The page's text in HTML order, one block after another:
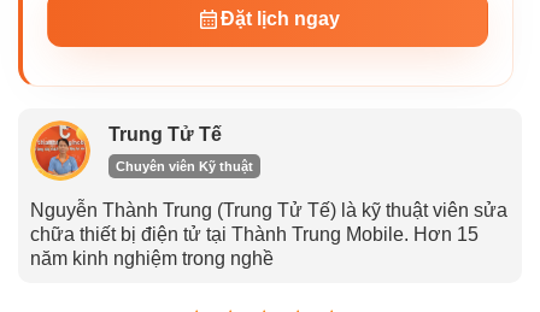
Đặt lịch ngay
Trung Tử Tế
Chuyên viên Kỹ thuật
Nguyễn Thành Trung (Trung Tử Tế) là kỹ thuật viên sửa
chữa thiết bị điện tử tại Thành Trung Mobile. Hơn 15
năm kinh nghiệm trong nghề